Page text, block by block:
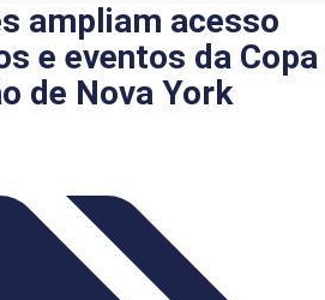
ampliam acesso
e eventos da Copa
de Nova York